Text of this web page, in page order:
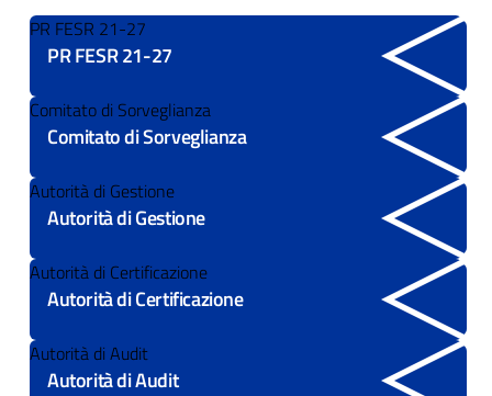
PR FESR 21-27
PR FESR 21-27
Comitato di Sorveglianza
Comitato di Sorveglianza
Autorità di Gestione
Autorità di Gestione
Autorità di Certificazione
Autorità di Certificazione
Autorità di Audit
Autorità di Audit